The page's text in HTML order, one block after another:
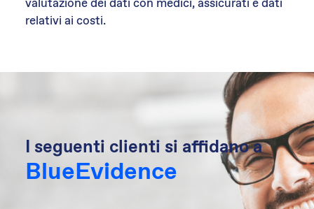
valutazione dei dati con medici, assicurati e dati
relativi ai costi.
I seguenti clienti si affidano a
BlueEvidence